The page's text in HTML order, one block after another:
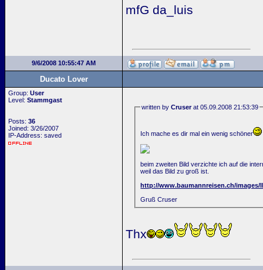
mfG da_luis
9/6/2008 10:55:47 AM
Ducato Lover
Group: User
Level: Stammgast
Posts: 36
Joined: 3/26/2007
IP-Address: saved
written byCruserat 05.09.2008 21:53:39
Ich mache es dir mal ein wenig schöner
beim zweiten Bild verzichte ich auf die
weil das Bild zu groß ist.
http://www.baumannreisen.ch/images/
Gruß Cruser
Thx